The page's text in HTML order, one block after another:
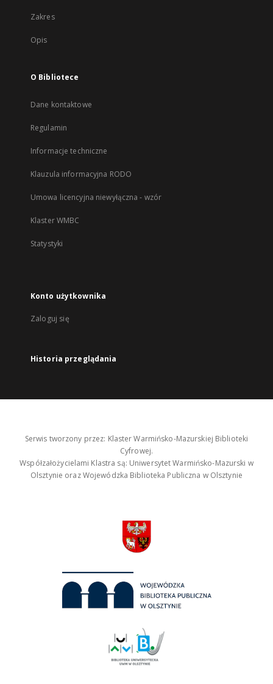
Zakres
Opis
O Bibliotece
Dane kontaktowe
Regulamin
Informacje techniczne
Klauzula informacyjna RODO
Umowa licencyjna niewyłączna - wzór
Klaster WMBC
Statystyki
Konto użytkownika
Zaloguj się
Historia przeglądania
Serwis tworzony przez: Klaster Warmińsko-Mazurskiej Biblioteki
Cyfrowej.
Współzałożycielami Klastra są: Uniwersytet Warmińsko-Mazurski w
Olsztynie oraz Wojewódzka Biblioteka Publiczna w Olsztynie